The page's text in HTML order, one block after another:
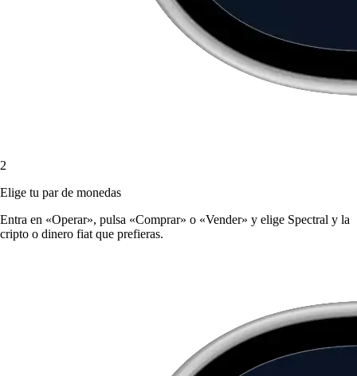
2
Elige tu par de monedas
Entra en «Operar», pulsa «Comprar» o «Vender» y elige Spectral y la
cripto o dinero fiat que prefieras.